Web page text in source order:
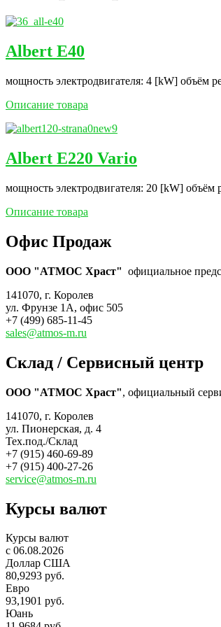
Albert E40
мощность электродвигателя: 4 [kW] объём
Описание товара
Albert E220 Vario
мощность электродвигателя: 20 [kW]
Описание товара
Офис Продаж
ООО "АТМОС Храст" официальное
141070, г. Королев
ул. Фрунзе 1А, офис 505
+7 (499) 685-11-45
sales@atmos-m.ru
Склад / Сервисный центр
ООО "АТМОС Храст", официальный
141070, г. Королев
ул. Пионерская, д. 4
Тех.под./Склад
+7 (915) 460-69-89
+7 (915) 400-27-26
service@atmos-m.ru
Курсы валют
Курсы валют
c 06.08.2026
Доллар США
80,9293 руб.
Евро
93,1901 руб.
Юань